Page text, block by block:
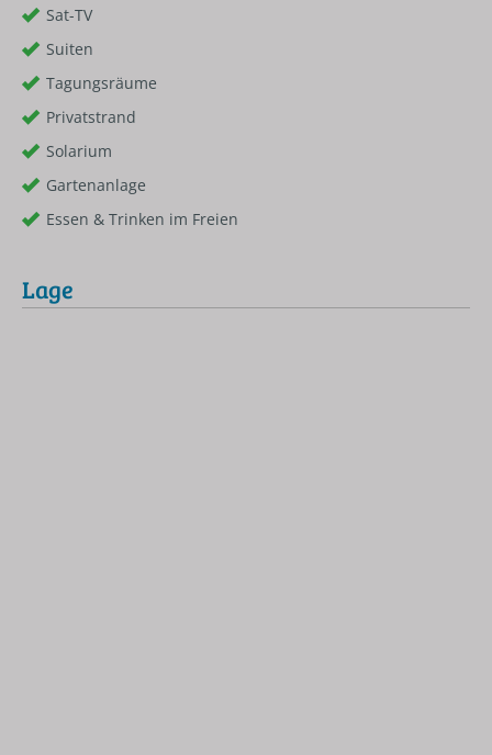
Sat-TV
Suiten
Tagungsräume
Privatstrand
Solarium
Gartenanlage
Essen & Trinken im Freien
Lage